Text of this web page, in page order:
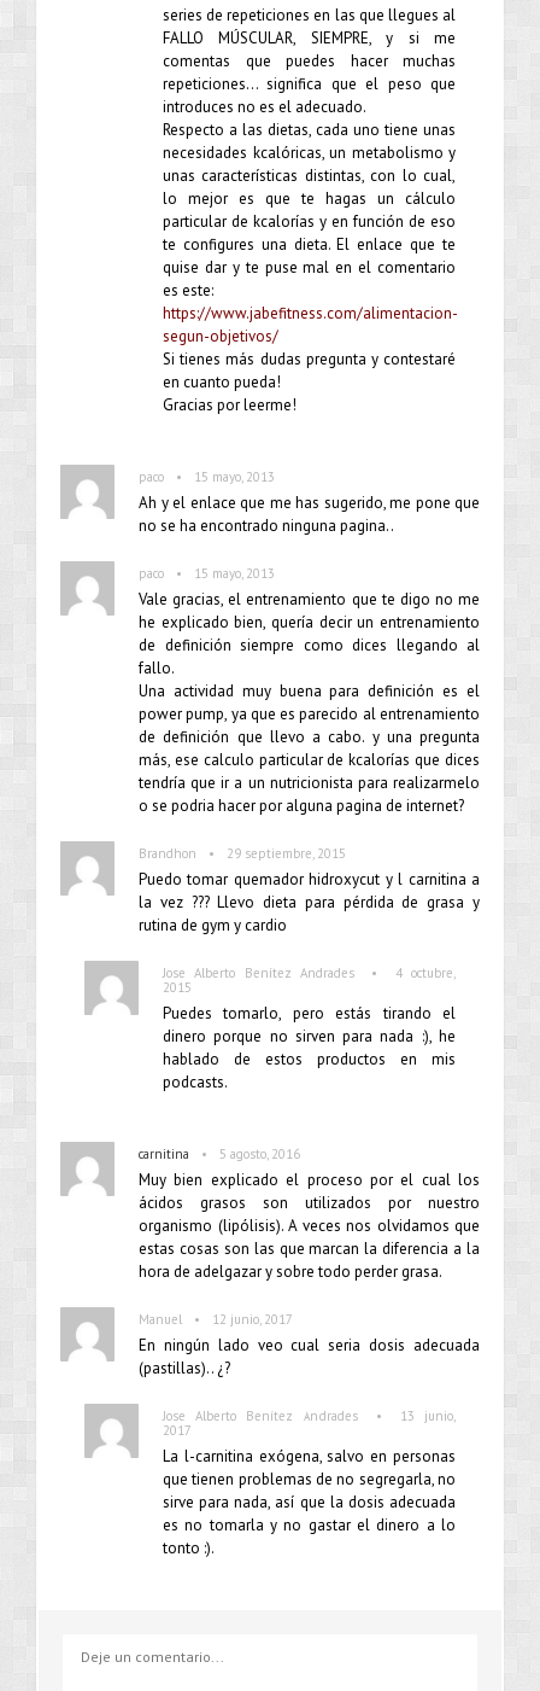
series de repeticiones en las que llegues al
FALLO MÚSCULAR, SIEMPRE, y si me
comentas que puedes hacer muchas
repeticiones… significa que el peso que
introduces no es el adecuado.
Respecto a las dietas, cada uno tiene unas
necesidades kcalóricas, un metabolismo y
unas características distintas, con lo cual,
lo mejor es que te hagas un cálculo
particular de kcalorías y en función de eso
te configures una dieta. El enlace que te
quise dar y te puse mal en el comentario
es este:
https://www.jabefitness.com/alimentacion-
segun-objetivos/
Si tienes más dudas pregunta y contestaré
en cuanto pueda!
Gracias por leerme!
paco • 15 mayo, 2013
Ah y el enlace que me has sugerido, me pone que
no se ha encontrado ninguna pagina..
paco • 15 mayo, 2013
Vale gracias, el entrenamiento que te digo no me
he explicado bien, quería decir un entrenamiento
de definición siempre como dices llegando al
fallo.
Una actividad muy buena para definición es el
power pump, ya que es parecido al entrenamiento
de definición que llevo a cabo. y una pregunta
más, ese calculo particular de kcalorías que dices
tendría que ir a un nutricionista para realizarmelo
o se podria hacer por alguna pagina de internet?
Brandhon • 29 septiembre, 2015
Puedo tomar quemador hidroxycut y l carnitina a
la vez ??? Llevo dieta para pérdida de grasa y
rutina de gym y cardio
Jose Alberto Benítez Andrades •
4 octubre,
2015
Puedes tomarlo, pero estás tirando el
dinero porque no sirven para nada :), he
hablado de estos productos en mis
podcasts.
carnitina • 5 agosto, 2016
Muy bien explicado el proceso por el cual los
ácidos grasos son utilizados por nuestro
organismo (lipólisis). A veces nos olvidamos que
estas cosas son las que marcan la diferencia a la
hora de adelgazar y sobre todo perder grasa.
Manuel • 12 junio, 2017
En ningún lado veo cual seria dosis adecuada
(pastillas).. ¿?
Jose Alberto Benítez Andrades •
13 junio,
2017
La l-carnitina exógena, salvo en personas
que tienen problemas de no segregarla, no
sirve para nada, así que la dosis adecuada
es no tomarla y no gastar el dinero a lo
tonto :).